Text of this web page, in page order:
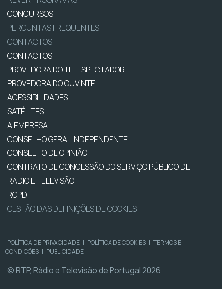
CONCURSOS
PERGUNTAS FREQUENTES
CONTACTOS
CONTACTOS
PROVEDORA DO TELESPECTADOR
PROVEDORA DO OUVINTE
ACESSIBILIDADES
SATÉLITES
A EMPRESA
CONSELHO GERAL INDEPENDENTE
CONSELHO DE OPINIÃO
CONTRATO DE CONCESSÃO DO SERVIÇO PÚBLICO DE
RÁDIO E TELEVISÃO
RGPD
GESTÃO DAS DEFINIÇÕES DE COOKIES
POLÍTICA DE PRIVACIDADE | POLÍTICA DE COOKIES | TERMOS E
CONDIÇÕES | PUBLICIDADE
© RTP, Rádio e Televisão de Portugal 2026